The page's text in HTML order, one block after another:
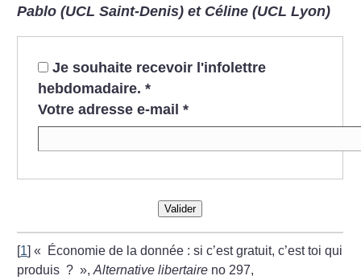
Pablo (UCL Saint-Denis) et Céline (UCL Lyon)
Je souhaite recevoir l'infolettre
hebdomadaire. *
Votre adresse e-mail *
Valider
[1]«
Économie de la donnée : si c’est gratuit, c’est toi qui
produis ? »,Alternative libertaire no 297,